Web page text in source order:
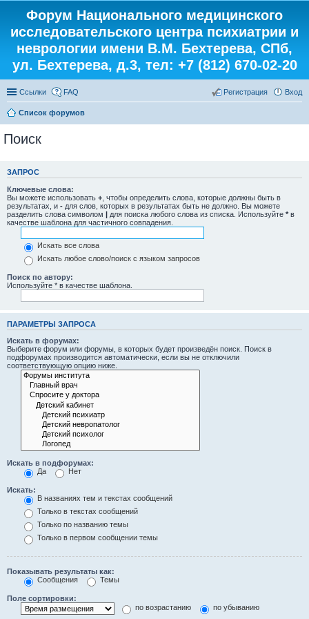
Форум Национального медицинского
исследовательского центра психиатрии и
неврологии имени В.М. Бехтерева, СПб,
ул. Бехтерева, д.3, тел: +7 (812) 670-02-20
Ссылки FAQ Вход
Регистрация
Список форумов
Поиск
ЗАПРОС
Ключевые слова:
Вы можете использовать + , чтобы определить слова, которые должны быть в
результатах, и - для слов, которых в результатах быть не должно. Вы можете
разделить слова символом | для поиска любого слова из списка. Используйте * в
качестве шаблона для частичного совпадения.
Искать все слова
Искать любое слово/поиск с языком запросов
Поиск по автору:
Используйте * в качестве шаблона.
ПАРАМЕТРЫ ЗАПРОСА
Искать в форумах:
Выберите форум или форумы, в которых будет произведён поиск. Поиск в
подфорумах производится автоматически, если вы не отключили
соответствующую опцию ниже.
Искать в подфорумах:
Да
Нет
Искать:
В названиях тем и текстах сообщений
Только в текстах сообщений
Только по названию темы
Только в первом сообщении темы
Показывать результаты как:
Сообщения
Темы
Поле сортировки:
по возрастанию
по убыванию